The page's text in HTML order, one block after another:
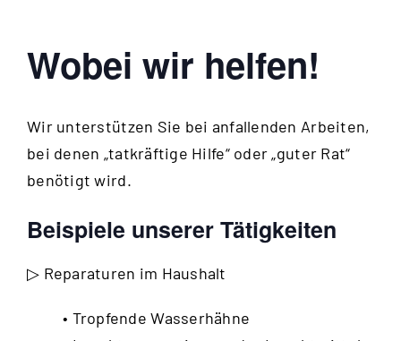
Wobei wir helfen!
Wir unterstützen Sie bei anfallenden Arbeiten,
bei denen „tatkräftige Hilfe“ oder „guter Rat“
benötigt wird.
Beispiele unserer Tätigkeiten
▷ Reparaturen im Haushalt
• Tropfende Wasserhähne